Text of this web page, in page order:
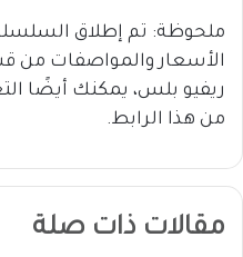
ملحوظة: تم إطلاق
الأسعار والمواصفات من
ريفيو بلس، يمكنك أيضًا
من هذا الرابط.
مقالات ذات صلة